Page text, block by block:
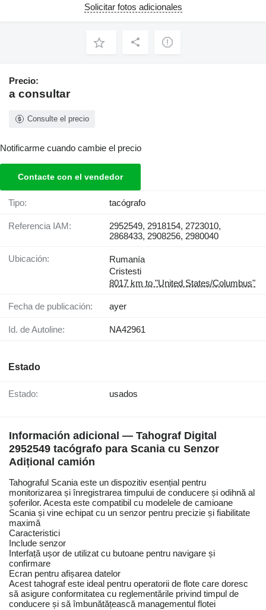
Solicitar fotos adicionales
Precio:
a consultar
Consulte el precio
Notificarme cuando cambie el precio
Contacte con el vendedor
Tipo: tacógrafo
Referencia IAM:
2952549, 2918154, 2723010,
2868433, 2908256, 2980040
Ubicación:
Rumanía
Cristesti
8017 km to "United States/Columbus"
Fecha de publicación: ayer
Id. de Autoline: NA42961
Estado
Estado: usados
Información adicional — Tahograf Digital
2952549 tacógrafo para Scania cu Senzor
Adițional camión
Tahograful Scania este un dispozitiv esențial pentru
monitorizarea și înregistrarea timpului de conducere și odihnă al
șoferilor. Acesta este compatibil cu modelele de camioane
Scania și vine echipat cu un senzor pentru precizie și fiabilitate
maximă
Caracteristici
Include senzor
Interfață ușor de utilizat cu butoane pentru navigare și
confirmare
Ecran pentru afișarea datelor
Acest tahograf este ideal pentru operatorii de flote care doresc
să asigure conformitatea cu reglementările privind timpul de
conducere și să îmbunătățească managementul flotei